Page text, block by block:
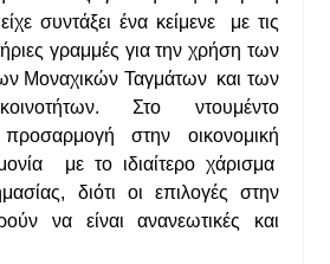
συντάξει ένα κείμενε με τις
γραμμές για την χρήση των
Μοναχικών Ταγμάτων και των
Στο ντουμέντο
στην οικονομική
με το ιδιαίτερο χάρισμα
διότι οι επιλογές στην
να είναι ανανεωτικές και